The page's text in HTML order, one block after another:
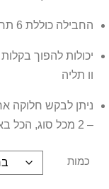
החבילה כוללת 6 תחתיות – עם 6 ציורים
יכולות להפוך
וו תליה
– 2 מכל סוג, הכל באמצעות הערה בעת ביצוע ההזמנה
כמות